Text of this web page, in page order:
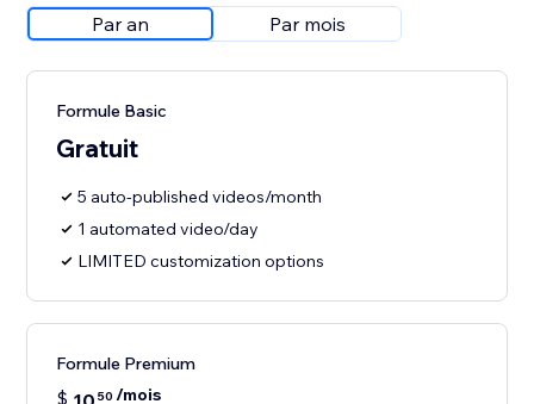
Par an Par mois
Formule Basic
Gratuit
5 auto-published videos/month
1 automated video/day
LIMITED customization options
Formule Premium
$ 50 /mois